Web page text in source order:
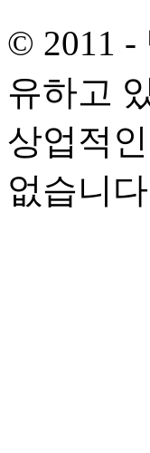
© 2011 -
유하고
상업적
없습니